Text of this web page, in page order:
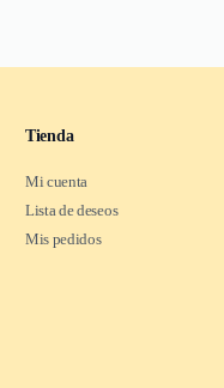
Tienda
Mi cuenta
Lista de deseos
Mis pedidos